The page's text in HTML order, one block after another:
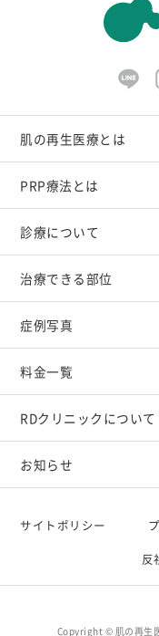
肌の再生医療とは
PRP療法とは
診療について
治療できる部位
症例写真
料金一覧
RDクリニックについて
お知らせ
サイトポリシー
反
Copyright © 肌の再生